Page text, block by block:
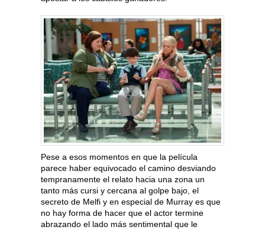
Pese a esos momentos en que la película
parece haber equivocado el camino desviando
tempranamente el relato hacia una zona un
tanto más cursi y cercana al golpe bajo, el
secreto de Melfi y en especial de Murray es que
no hay forma de hacer que el actor termine
abrazando el lado más sentimental que le